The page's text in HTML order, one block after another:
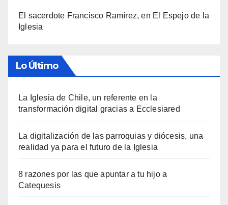
El sacerdote Francisco Ramírez, en El Espejo de la
Iglesia
Lo Último
La Iglesia de Chile, un referente en la
transformación digital gracias a Ecclesiared
La digitalización de las parroquias y diócesis, una
realidad ya para el futuro de la Iglesia
8 razones por las que apuntar a tu hijo a
Catequesis